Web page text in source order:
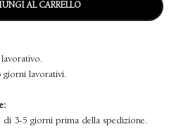
AL CARRELLO
giorni lavorativi.
3-5 giorni prima della spedizione.